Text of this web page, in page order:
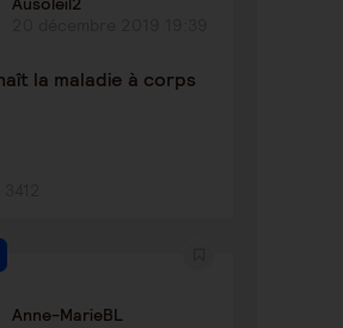
la maladie à corps
Anne-MarieBL